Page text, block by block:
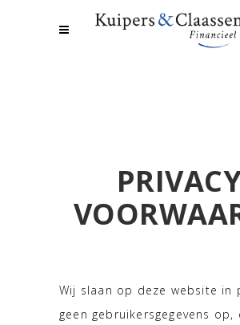
Wij slaan op deze website in
geen gebruikersgegevens op,